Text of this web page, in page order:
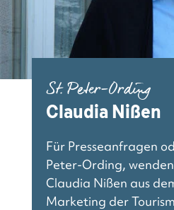
St. Peter-Ording
Claudia Nißen
Für Presseanfragen
Peter-Ording,
Claudia Nißen aus
Marketing der